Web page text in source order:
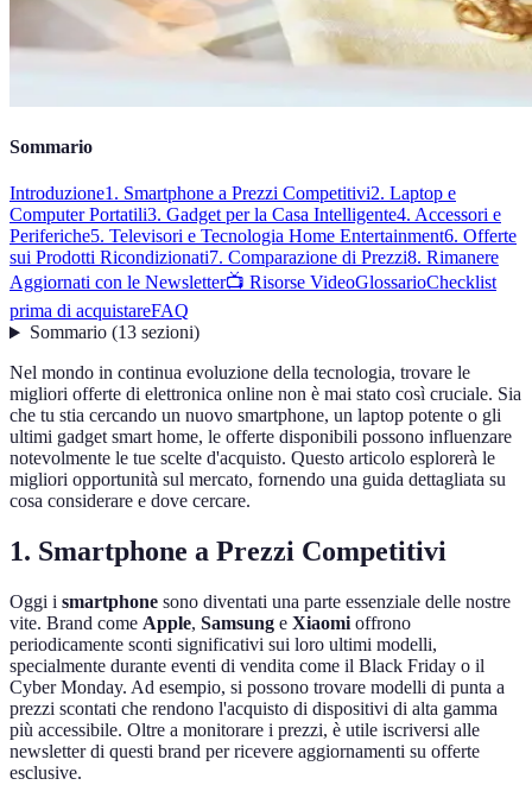
Sommario
Introduzione1. Smartphone a Prezzi Competitivi2. Laptop e
Computer Portatili3. Gadget per la Casa Intelligente4. Accessori e
Periferiche5. Televisori e Tecnologia Home Entertainment6. Offerte
sui Prodotti Ricondizionati7. Comparazione di Prezzi8. Rimanere
Aggiornati con le Newsletter📺 Risorse VideoGlossarioChecklist
prima di acquistareFAQ
Sommario(13 sezioni)
Nel mondo in continua evoluzione della tecnologia, trovare le
migliori offerte di elettronica online non è mai stato così cruciale. Sia
che tu stia cercando un nuovo smartphone, un laptop potente o gli
ultimi gadget smart home, le offerte disponibili possono influenzare
notevolmente le tue scelte d'acquisto. Questo articolo esplorerà le
migliori opportunità sul mercato, fornendo una guida dettagliata su
cosa considerare e dove cercare.
1. Smartphone a Prezzi Competitivi
Oggi i smartphone sono diventati una parte essenziale delle nostre
vite. Brand come Apple, Samsung e Xiaomi offrono
periodicamente sconti significativi sui loro ultimi modelli,
specialmente durante eventi di vendita come il Black Friday o il
Cyber Monday. Ad esempio, si possono trovare modelli di punta a
prezzi scontati che rendono l'acquisto di dispositivi di alta gamma
più accessibile. Oltre a monitorare i prezzi, è utile iscriversi alle
newsletter di questi brand per ricevere aggiornamenti su offerte
esclusive.